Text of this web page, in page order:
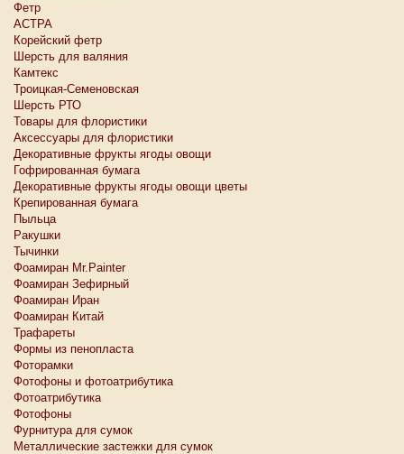
Фетр
АСТРА
Корейский фетр
Шерсть для валяния
Камтекс
Троицкая-Семеновская
Шерсть РТО
Товары для флористики
Аксессуары для флористики
Декоративные фрукты ягоды овощи
Гофрированная бумага
Декоративные фрукты ягоды овощи цветы
Крепированная бумага
Пыльца
Ракушки
Тычинки
Фоамиран Mr.Painter
Фоамиран Зефирный
Фоамиран Иран
Фоамиран Китай
Трафареты
Формы из пенопласта
Фоторамки
Фотофоны и фотоатрибутика
Фотоатрибутика
Фотофоны
Фурнитура для сумок
Металлические застежки для сумок